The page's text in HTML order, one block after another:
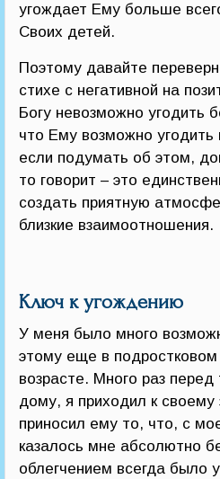
угождает Ему больше
Своих детей.
Поэтому давайте
стихе с негативной на
Богу невозможно угодить
что Ему возможно угодить
если подумать об этом,
то говорит – это
создать приятную
близкие взаимоотношения.
Ключ к угождению
У меня было много
этому еще в
возрасте. Много раз
дому, я приходил к своему
приносил ему то, что, с
казалось мне абсолютно
облегчением всегда было